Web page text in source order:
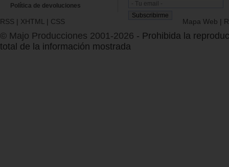
Política de devoluciones
RSS | XHTML | CSS Mapa Web |
© Majo Producciones 2001-2026 - Prohibida la
total de la información mostrada